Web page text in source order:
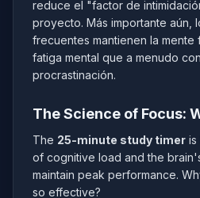
reduce el "factor de
proyecto. Más importante aún,
frecuentes mantienen la
fatiga mental que a menudo
procrastinación.
The Science of Focus:
The 25-minute study timer is
of cognitive load and the
maintain peak performance.
so effective?